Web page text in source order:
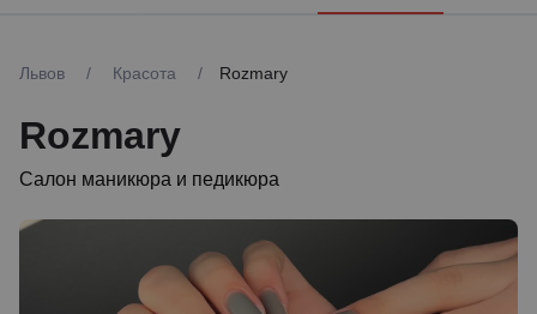
Львов / Красота / Rozmary
Rozmary
Салон маникюра и педикюра